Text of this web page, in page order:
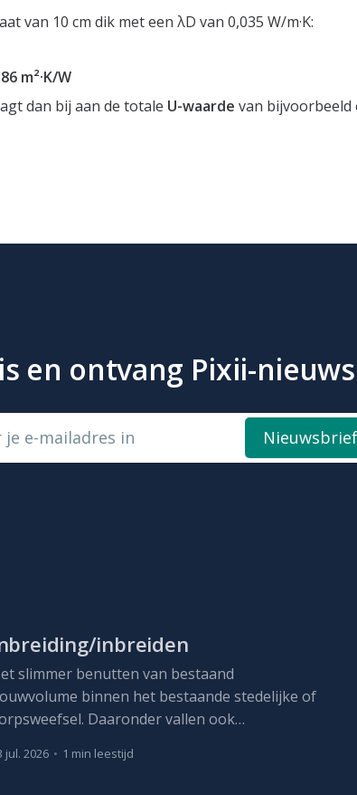
van 10 cm dik met een λD van 0,035 W/m·K:
m²·K/W
dan bij aan de totale U-waarde van bijvoorbeeld
en ontvang Pixii-
je e-mailadres in Nieuwsbrief
inbreiden
slimmer benutten van bestaand
binnen het bestaande stedelijke of
Daaronder vallen ook
met meer capaciteit.
jul. 2026 • 1 min leestijd